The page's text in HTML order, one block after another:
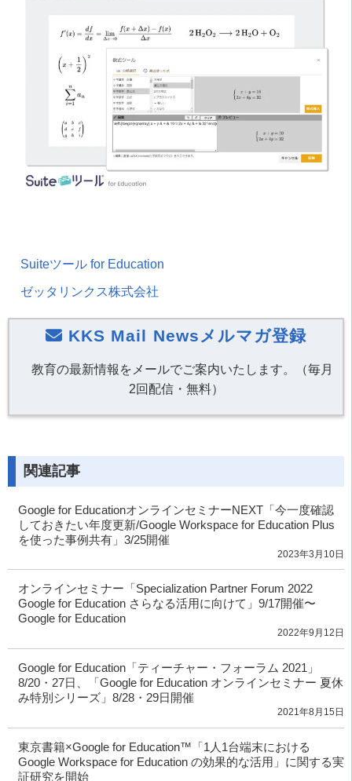
Suiteツール for Education
ゼッタリンクス株式会社
KKS Mail Newsメルマガ登録
教育の最新情報をメールでご案内いたします。（毎月
2回配信・無料）
関連記事
Google for EducationオンラインセミナーNEXT「今一度確認
しておきたい年度更新/Google Workspace for Education Plus
を使った事例共有」3/25開催
2023年3月10日
オンラインセミナー「Specialization Partner Forum 2022
Google for Education さらなる活用に向けて」9/17開催〜
Google for Education
2022年9月12日
Google for Education「ティーチャー・フォーラム 2021」
8/20・27日、「Google for Education オンラインセミナー 夏休
み特別シリーズ」8/28・29日開催
2021年8月15日
東京書籍×Google for Education™「1人1台端末における
Google Workspace for Education の効果的な活用」に関する実
証研究を開始